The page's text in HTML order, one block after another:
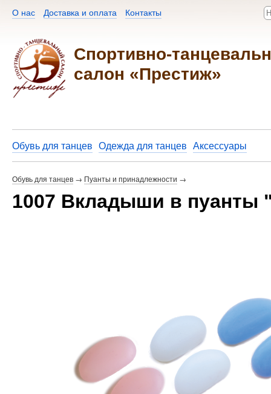
О нас Доставка и оплата Контакты​
Спортивно-
салон «Престиж»
Обувь для танцев Одежда для танцев Аксессуары
Обувь для танцев → Пуанты и принадлежности →
1007 Вкладыши в пуанты